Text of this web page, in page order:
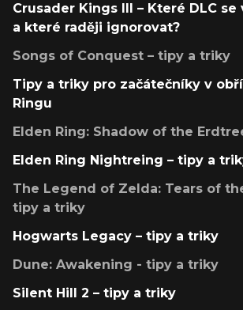
Crusader Kings III – Které DLC
a které raději ignorovat?
Songs of Conquest – tipy a triky
Tipy a triky pro začátečníky v
Ringu
Elden Ring: Shadow of the
Elden Ring Nightreing – tipy a
The Legend of Zelda: Tears of
tipy a triky
Hogwarts Legacy – tipy a triky
Dune: Awakening - tipy a triky
Silent Hill 2 – tipy a triky